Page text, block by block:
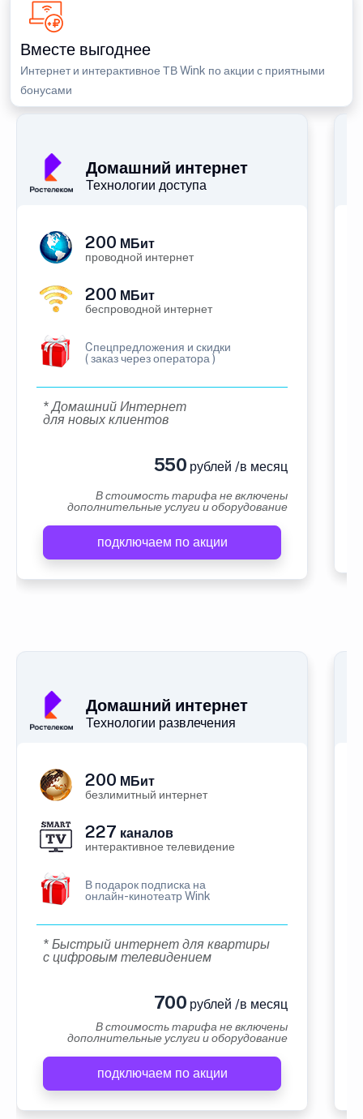
Вместе выгоднее
Интернет и интерактивное ТВ Wink по акции с приятными
бонусами
Домашний интернет
Технологии доступа
200 МБит
проводной интернет
200 МБит
беспроводной интернет
Cпецпредложения и скидки
( заказ через оператора )
* Домашний Интернет
для новых клиентов
550 рублей /в месяц
В стоимость тарифа не включены
дополнительные услуги и оборудование
подключаем по акции
Домашний интернет
Технологии развлечения
200 МБит
безлимитный интернет
227 каналов
интерактивное телевидение
В подарок подписка на
онлайн-кинотеатр Wink
* Быстрый интернет для квартиры
с цифровым телевидением
700 рублей /в месяц
В стоимость тарифа не включены
дополнительные услуги и оборудование
подключаем по акции